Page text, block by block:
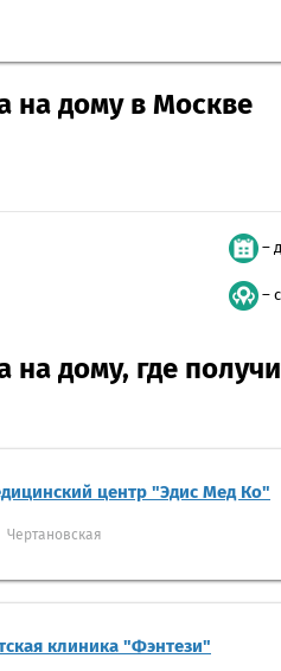
на дому в Москве
–
–
на дому, где
центр "Эдис Мед Ко"
Чертановская
клиника "Фэнтези"